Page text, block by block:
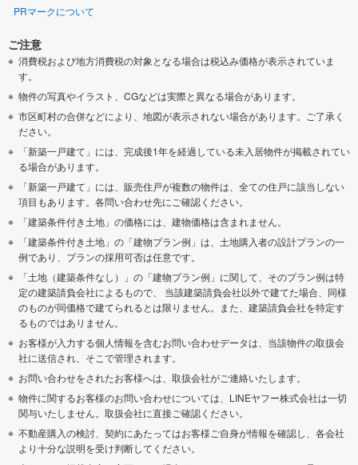
PRマークについて
ご注意
消費税および地方消費税の対象となる場合は税込み価格が表示されていま
す。
物件の写真やイラスト、CGなどは実際と異なる場合があります。
市区町村の合併などにより、地図が表示されない場合があります。ご了承く
ださい。
「新築一戸建て」には、完成後1年を経過している未入居物件が掲載されてい
る場合があります。
「新築一戸建て」には、販売住戸が複数の物件は、全ての住戸に該当しない
項目もあります。各問い合わせ先にご確認ください。
「建築条件付き土地」の価格には、建物価格は含まれません。
「建築条件付き土地」の「建物プラン例」は、土地購入者の設計プランの一
例であり、プランの採用可否は任意です。
「土地（建築条件なし）」の「建物プラン例」に関して、そのプラン例は特
定の建築請負会社によるもので、 当該建築請負会社以外で建てた場合、同様
のものが同価格で建てられるとは限りません。また、建築請負会社を特定す
るものではありません。
お客様が入力する個人情報を含むお問い合わせデータは、当該物件の取扱会
社に送信され、そこで管理されます。
お問い合わせをされたお客様へは、取扱会社がご連絡いたします。
物件に関するお客様のお問い合わせについては、LINEヤフー株式会社は一切
関与いたしません。取扱会社に直接ご確認ください。
不動産購入の検討、契約にあたってはお客様ご自身が情報を確認し、各会社
より十分な説明を受け判断してください。